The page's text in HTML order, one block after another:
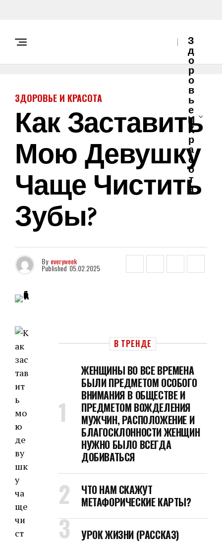
З
Д
О
Р
О
В
Ь
Е
И
К
Р
А
С
О
Т
А
ЗДОРОВЬЕ И КРАСОТА
Как Заставить
Мою Девушку
Чаще Чистить
Зубы?
By everyweek
Published 05.02.2025
В ТРЕНДЕ
ЖЕНЩИНЫ ВО ВСЕ ВРЕМЕНА
БЫЛИ ПРЕДМЕТОМ ОСОБОГО
ВНИМАНИЯ В ОБЩЕСТВЕ И
ПРЕДМЕТОМ ВОЖДЕЛЕНИЯ
МУЖЧИН, РАСПОЛОЖЕНИЕ И
БЛАГОСКЛОННОСТИ ЖЕНЩИН
НУЖНО БЫЛО ВСЕГДА
ДОБИВАТЬСЯ
ЧТО НАМ СКАЖУТ
МЕТАФОРИЧЕСКИЕ КАРТЫ?
УРОК ЖИЗНИ (РАССКАЗ)